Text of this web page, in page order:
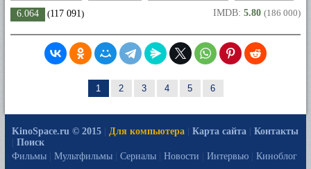
6.064 (117 091) IMDB: 5.80 (186 000)
1 2 3 4 5 6
KinoSpace.ru © 2015 Для компьютера Карта сайта
Контакты
Поиск
Фильмы
Мультфильмы Сериалы Новости Интервью Киноблог